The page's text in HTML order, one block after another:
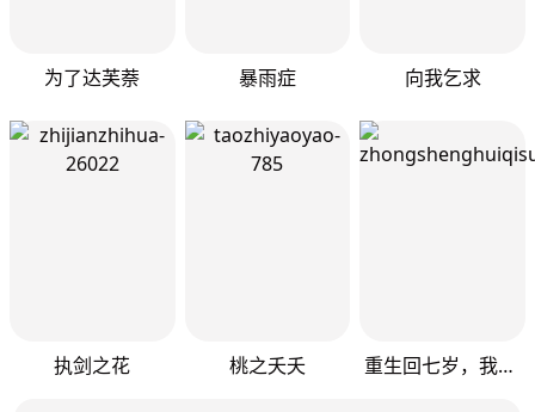
为了达芙萘 暴雨症 向我乞求
执剑之花 桃之夭夭 重生回七岁，我用前世知识拯救领地